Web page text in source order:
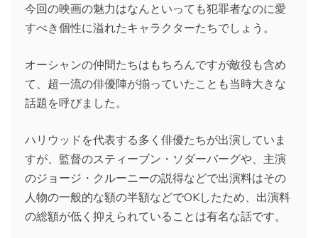
今回の映画の魅力はなんといっても犯罪者なのに愛
すべき個性に溢れたキャラクターたちでしょう。
オーシャンの仲間たちはもちろんですが敵役も含め
て、超一流の俳優陣が揃っていたことも当時大きな
話題を呼びました。
ハリウッドを代表する多く俳優たちが出演していま
すが、監督のスティーブン・ソダーバーグや、主演
のジョージ・クルーニーの説得などで出演料はその
人物の一般的な額の半額などでOKしたため、出演料
の総額が低く抑えられていることは有名な話です。